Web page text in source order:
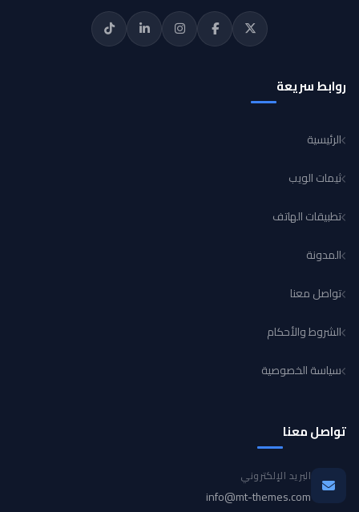
روابط سريعة
الرئيسية
ثيمات الويب
تطبيقات الهاتف
المدونة
تواصل معنا
الشروط والأحكام
سياسة الخصوصية
تواصل معنا
البريد الإلكتروني
info@mt-themes.com